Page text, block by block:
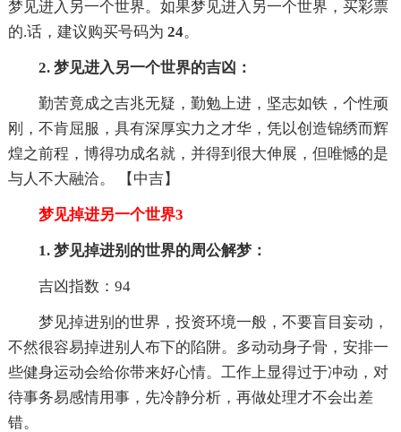
梦见进入另一个世界。如果梦见进入另一个世界，买彩票
的.话，建议购买号码为 24。
2. 梦见进入另一个世界的吉凶：
勤苦竟成之吉兆无疑，勤勉上进，坚志如铁，个性顽
刚，不肯屈服，具有深厚实力之才华，凭以创造锦绣而辉
煌之前程，博得功成名就，并得到很大伸展，但唯憾的是
与人不大融洽。 【中吉】
梦见掉进另一个世界3
1. 梦见掉进别的世界的周公解梦：
吉凶指数：94
梦见掉进别的世界，投资环境一般，不要盲目妄动，
不然很容易掉进别人布下的陷阱。多动动身子骨，安排一
些健身运动会给你带来好心情。工作上显得过于冲动，对
待事务易感情用事，先冷静分析，再做处理才不会出差
错。